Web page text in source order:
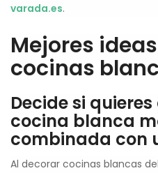
varada.es.
Mejores
cocinas
Decide si
cocina blanca
combinada con
Al decorar cocinas blancas